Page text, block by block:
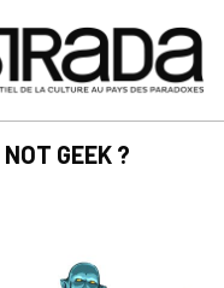
NOT GEEK ?